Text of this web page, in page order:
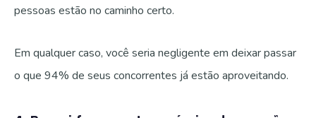
pessoas estão no caminho certo.
Em qualquer caso, você seria negligente em deixar passar
o que 94% de seus concorrentes já estão aproveitando.